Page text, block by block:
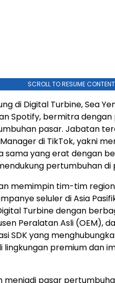
SCROLL TO RESUME CONTENT
di Digital Turbine, Sea
Spotify, bermitra
pasar. Jabatan
di TikTok, yakni
sama yang erat dengan
pertumbuhan di
memimpin tim-tim
seluler di Asia
Turbine dengan
Peralatan Asli (OEM),
SDK yang
lingkungan premium dan
menjadi pasar